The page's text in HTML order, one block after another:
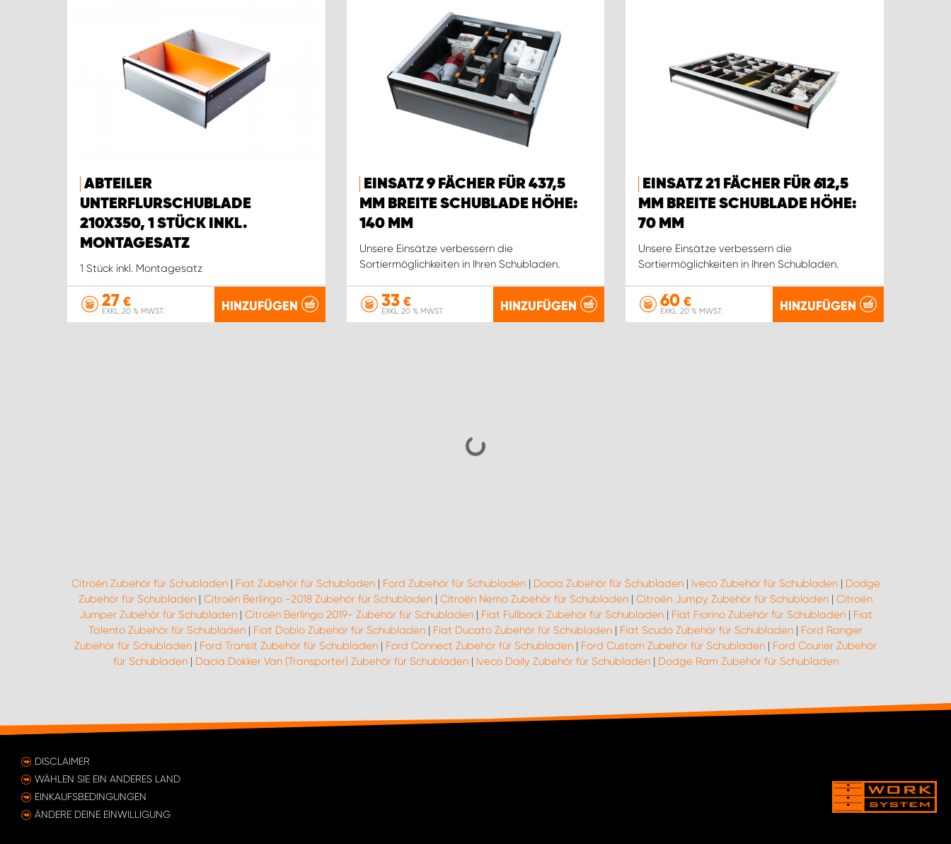
ABTEILER
UNTERFLURSCHUBLADE
210X350, 1 STÜCK INKL.
MONTAGESATZ
1 Stück inkl. Montagesatz
27 €
EXKL. 20 % MWST. HINZUFÜGEN
EINSATZ 9 FÄCHER FÜR 437,5
MM BREITE SCHUBLADE HÖHE:
140 MM
Unsere Einsätze verbessern die
Sortiermöglichkeiten in Ihren Schubladen.
33€
EXKL. 20 % MWST. HINZUFÜGEN
EINSATZ 21 FÄCHER FÜR 612,5
MM BREITE SCHUBLADE HÖHE:
70 MM
Unsere Einsätze verbessern die
Sortiermöglichkeiten in Ihren Schubladen.
60 €
EXKL. 20 % MWST. HINZUFÜGEN
Citroën Zubehör für Schubladen| Fiat Zubehör für Schubladen| Ford Zubehör für Schubladen| Dacia Zubehör für Schubladen| Iveco Zubehör für Schubladen| Dodge
Zubehör für Schubladen | Citroën Berlingo -2018 Zubehör für Schubladen | Citroën Nemo Zubehör für Schubladen | Citroën Jumpy Zubehör für Schubladen | Citroën
Jumper Zubehör für Schubladen| Citroën Berlingo 2019- Zubehör für Schubladen| Fiat Fullback Zubehör für Schubladen| Fiat Fiorino Zubehör für Schubladen| Fiat
Talento Zubehör für Schubladen | Fiat Doblo Zubehör für Schubladen | Fiat Ducato Zubehör für Schubladen | Fiat Scudo Zubehör für Schubladen | Ford Ranger
Zubehör für Schubladen | Ford Transit Zubehör für Schubladen | Ford Connect Zubehör für Schubladen | Ford Custom Zubehör für Schubladen | Ford Courier Zubehör
für Schubladen| Dacia Dokker Van (Transporter) Zubehör für Schubladen| Iveco Daily Zubehör für Schubladen| Dodge Ram Zubehör für Schubladen
DISCLAIMER
WÄHLEN SIE EIN ANDERES LAND
EINKAUFSBEDINGUNGEN
ÄNDERE DEINE EINWILLIGUNG